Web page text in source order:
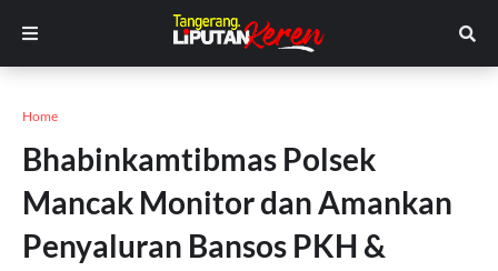
Home
Bhabinkamtibmas Polsek
Mancak Monitor dan Amankan
Penyaluran Bansos PKH &